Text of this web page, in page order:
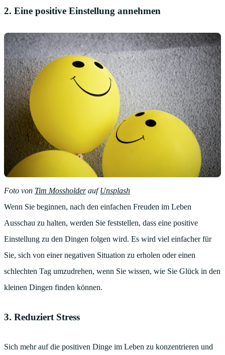
2. Eine positive Einstellung annehmen
Foto von Tim MossholderaufUnsplash
Wenn Sie beginnen, nach den einfachen Freuden im Leben
Ausschau zu halten, werden Sie feststellen, dass eine positive
Einstellung zu den Dingen folgen wird. Es wird viel einfacher für
Sie, sich von einer negativen Situation zu erholen oder einen
schlechten Tag umzudrehen, wenn Sie wissen, wie Sie Glück in den
kleinen Dingen finden können.
3. Reduziert Stress
Sich mehr auf die positiven Dinge im Leben zu konzentrieren und